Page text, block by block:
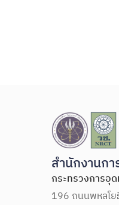
สำนักงานก
กระทรวงการอุ
196 ถนนพหลโย